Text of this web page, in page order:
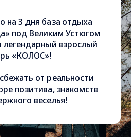
на 3 дня база отдыха
под Великим Устюгом
легендарный взрослый
«КОЛОС»!
от реальности
позитива, знакомств
веселья!